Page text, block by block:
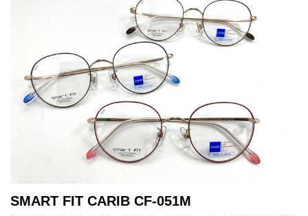
SMART FIT CARIB CF-051M